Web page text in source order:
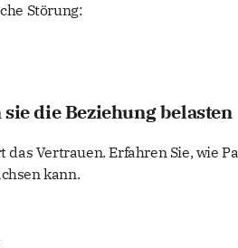
Störung:
die Beziehung belasten
Vertrauen. Erfahren Sie, wie
kann.